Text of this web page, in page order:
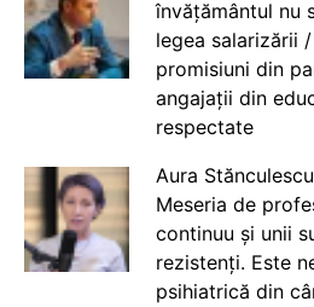
învățământul nu
legea salarizării
promisiuni din
angajații din
respectate
Aura
Meseria de
continuu și unii
rezistenți. Este
psihiatrică din